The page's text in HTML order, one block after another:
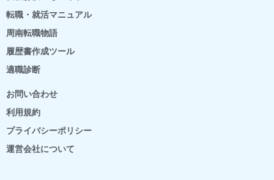
転職・就活マニュアル
周南転職物語
履歴書作成ツール
適職診断
お問い合わせ
利用規約
プライバシーポリシー
運営会社について